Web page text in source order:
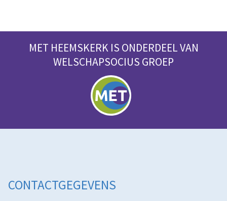
MET HEEMSKERK IS ONDERDEEL VAN
WELSCHAPSOCIUS GROEP
CONTACTGEGEVENS